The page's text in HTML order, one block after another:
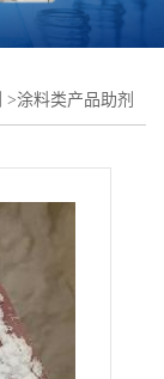
>涂料类产品助剂